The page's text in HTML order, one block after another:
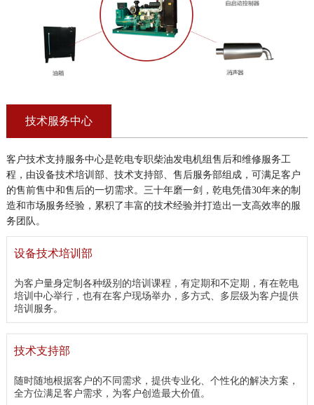
技术服务中心
客户技术支持服务中心是乾电专职柴油发电机组售后和维修服务工
程，由设备技术培训部、技术支持部、售后服务部组成，可满足客户
的售前售中和售后的一切需求。三十年磨一剑，乾电凭借30年来的制
造和市场服务经验，累积了丰富的技术经验并打造出一支高效率的服
务团队。
设备技术培训部
为客户量身定制各种级别的培训课程，有定期和不定期，有在乾电
培训中心举行，也有在客户现场举办，多方式、多层级为客户提供
培训服务。
技术支持部
随时随地根据客户的不同需求，提供专业化、个性化的解决方案，
全方位满足客户需求，为客户创造最大价值。